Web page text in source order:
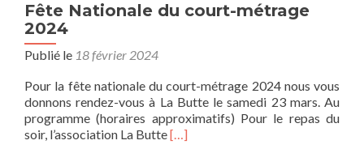
Fête Nationale du court-métrage
2024
Publié le 18 février 2024
Pour la fête nationale du court-métrage 2024 nous vous
donnons rendez-vous à La Butte le samedi 23 mars. Au
programme (horaires approximatifs) Pour le repas du
soir, l’association La ButteEn
[…]